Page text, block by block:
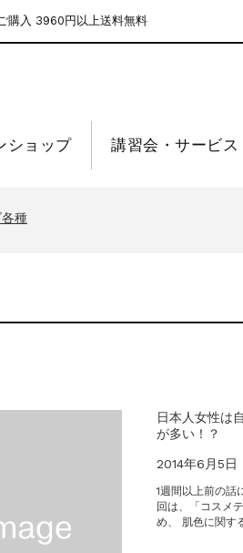
購入 3960円以上送料無料
ショップ 講習会・サービス
種
を行います
日本人女性は
が多い！？
2014年6月5日
1週間以上前の話
回は、「コスメ
め、 肌色に関す